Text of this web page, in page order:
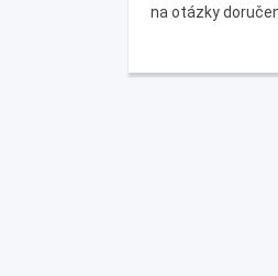
na otázky